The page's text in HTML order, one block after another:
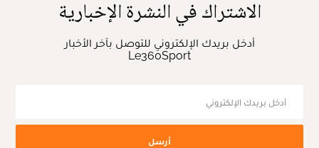
الاشتراك في النشرة الإخبارية
أدخل بريدك الإلكتروني للتوصل بآخر الأخبار
Le360Sport
أرسل